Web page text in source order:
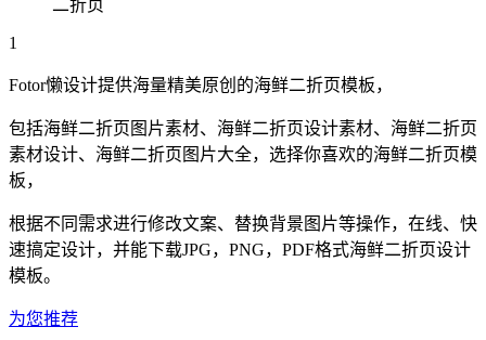
二折页
1
Fotor懒设计提供海量精美原创的海鲜二折页模板，
包括海鲜二折页 图片素材、 海鲜二折页设计素材、 海鲜二折页
素材设计、 海鲜二折页 图片大全，选择你喜欢的海鲜二折页模
板，
根据不同需求进行修改文案、替换背景图片等操作，在线、快
速搞定设计，并能下载JPG，PNG，PDF格式海鲜二折页设计
模板。
为您推荐